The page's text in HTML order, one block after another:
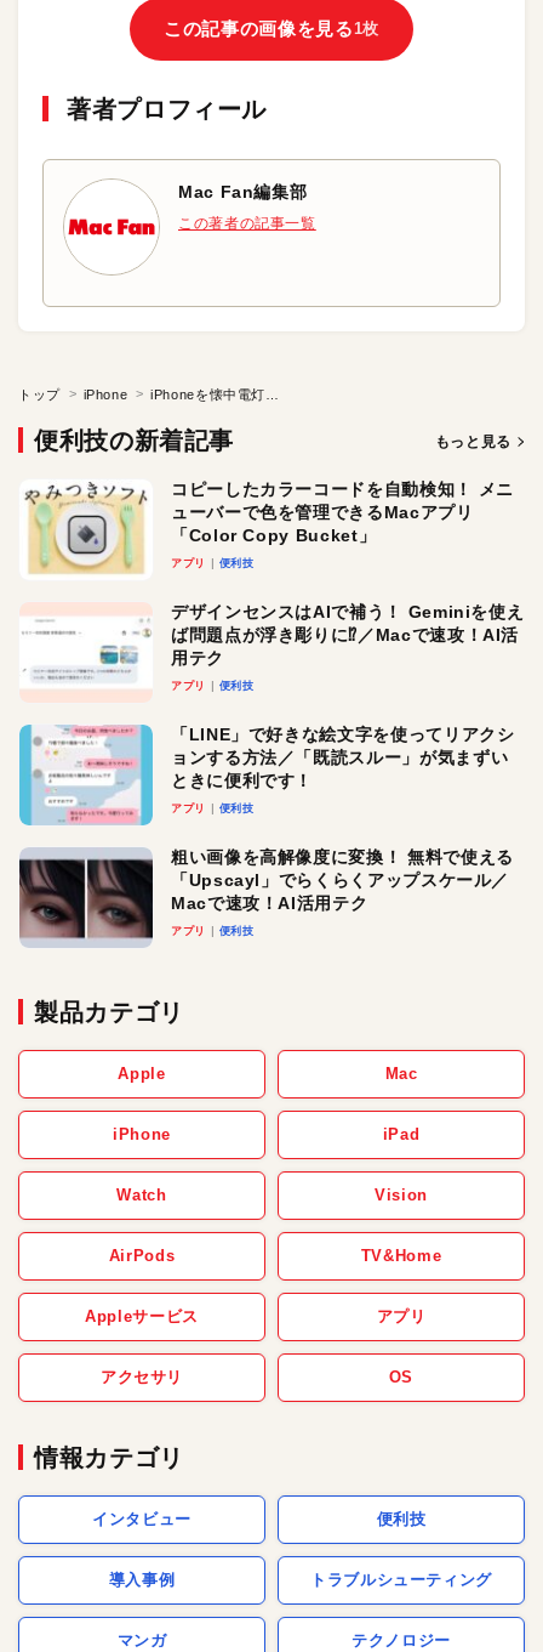
この記事の画像を見る1枚
著者プロフィール
Mac Fan編集部
この著者の記事一覧
トップ iPhone
便利技の新着記事 もっと見る
コピーしたカラーコードを自動検知！ メニ
ューバーで色を管理できるMacアプリ
「Color Copy Bucket」
アプリ 便利技
デザインセンスはAIで補う！ Geminiを使え
ば問題点が浮き彫りに⁉︎／Macで速攻！AI活
用テク
アプリ 便利技
「LINE」で好きな絵文字を使ってリアクシ
ョンする方法／「既読スルー」が気まずい
ときに便利です！
アプリ 便利技
粗い画像を高解像度に変換！ 無料で使える
「Upscayl」でらくらくアップスケール／
Macで速攻！AI活用テク
アプリ 便利技
製品カテゴリ
Apple Mac
iPhone iPad
Watch Vision
AirPods TV&Home
Appleサービス アプリ
アクセサリ OS
情報カテゴリ
インタビュー 便利技
導入事例 トラブルシューティング
マンガ テクノロジー